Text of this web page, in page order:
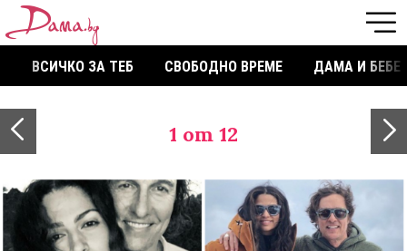
ВСИЧКО ЗА ТЕБ СВОБОДНО ВРЕМЕ ДАМА И БЕБЕ
1 от 12